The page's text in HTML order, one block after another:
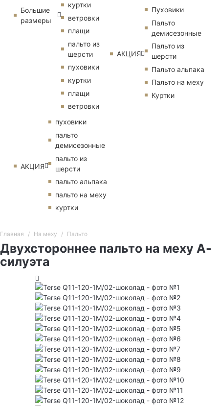
Большие
размеры
куртки
ветровки
плащи
пальто из
шерсти
пуховики
куртки
плащи
ветровки
АКЦИЯ
пуховики
пальто
демисезонные
пальто из
шерсти
пальто альпака
пальто на меху
куртки
АКЦИЯ
Пуховики
Пальто
демисезонные
Пальто из
шерсти
Пальто альпака
Пальто на меху
Куртки
Главная На меху Пальто
Двухстороннее пальто на меху А-
силуэта